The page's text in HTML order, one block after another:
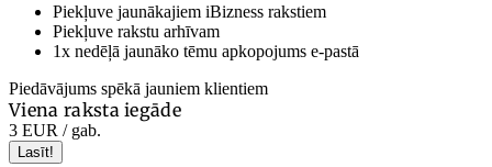
Piekļuve jaunākajiem iBizness rakstiem
Piekļuve rakstu arhīvam
1x nedēļā jaunāko tēmu apkopojums e-pastā
Piedāvājums spēkā jauniem klientiem
Viena raksta iegāde
3 EUR / gab.
Lasīt!